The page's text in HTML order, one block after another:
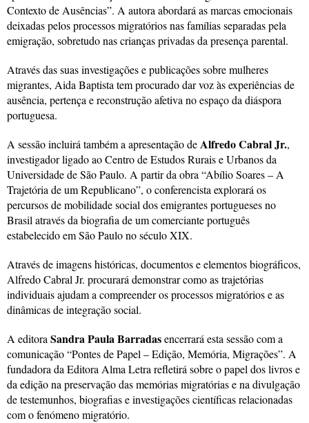
Contexto de Ausências”. A autora abordará as marcas emocionais
deixadas pelos processos migratórios nas famílias separadas pela
emigração, sobretudo nas crianças privadas da presença parental.
Através das suas investigações e publicações sobre mulheres
migrantes, Aida Baptista tem procurado dar voz às experiências de
ausência, pertença e reconstrução afetiva no espaço da diáspora
portuguesa.
A sessão incluirá também a apresentação deAlfredo Cabral Jr.,
investigador ligado ao Centro de Estudos Rurais e Urbanos da
Universidade de São Paulo. A partir da obra “Abílio Soares – A
Trajetória de um Republicano”, o conferencista explorará os
percursos de mobilidade social dos emigrantes portugueses no
Brasil através da biografia de um comerciante português
estabelecido em São Paulo no século XIX.
Através de imagens históricas, documentos e elementos biográficos,
Alfredo Cabral Jr. procurará demonstrar como as trajetórias
individuais ajudam a compreender os processos migratórios e as
dinâmicas de integração social.
A editora Sandra Paula Barradasencerrará esta sessão com a
comunicação “Pontes de Papel – Edição, Memória, Migrações”. A
fundadora da Editora Alma Letra refletirá sobre o papel dos livros e
da edição na preservação das memórias migratórias e na divulgação
de testemunhos, biografias e investigações científicas relacionadas
com o fenómeno migratório.